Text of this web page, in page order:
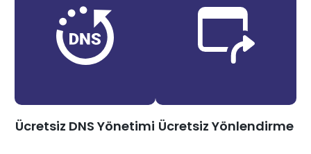
Ücretsiz DNS Yönetimi Ücretsiz Yönlendirme